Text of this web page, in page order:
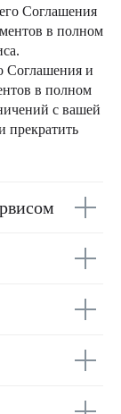
Соглашения
в полном
Соглашения и
в полном
с вашей
прекратить